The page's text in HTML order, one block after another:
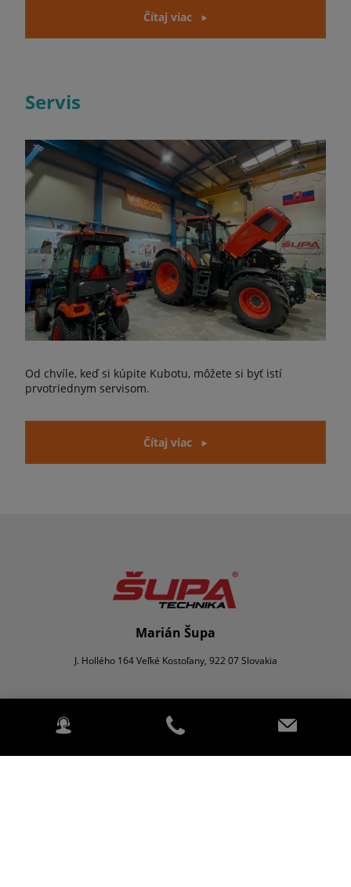
Čítaj viac
Servis
Od chvíle, keď si kúpite Kubotu, môžete si byť istí
prvotriednym servisom.
Čítaj viac
Marián Šupa
J. Hollého 164 Veľké Kostoľany, 922 07 Slovakia
Poľnohospodárstvo